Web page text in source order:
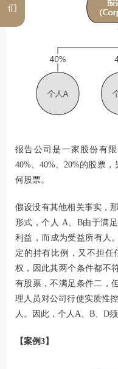
报告公司是一家股份有
40%、40%、20%的股票
何股票。
假设没有其他相关事实，
形式，个人 A、B由于满
利益，而成为受益所有人
定的持有比例，又不担任
权，因此其两个条件都不
有股票，不满足条件二，
理人员对公司行使实质性
人。因此，个人A、B、D
【案例3】
们